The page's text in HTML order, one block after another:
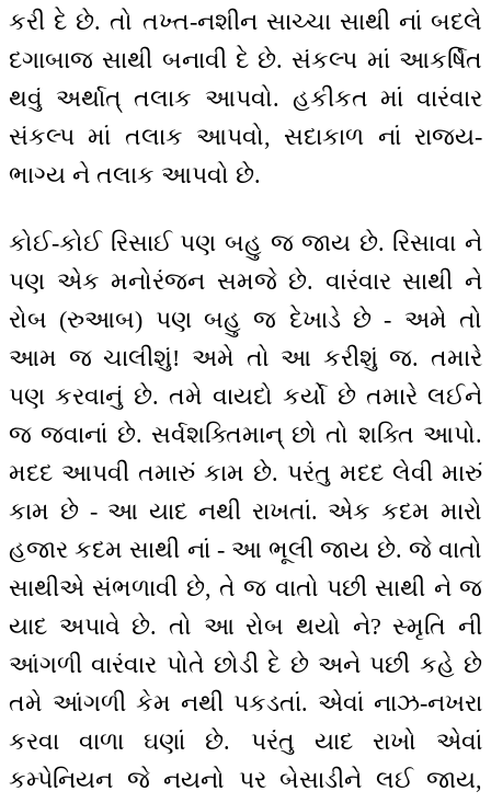
કરી દે છે. તો તખ્ત-નશીન સાચ્ચા સાથી નાં બદલે
દગાબાજ સાથી બનાવી દે છે. સંકલ્પ માં આકર્ષિત
થવું અર્થાત્ તલાક આપવો. હકીકત માં વારંવાર
સંકલ્પ માં તલાક આપવો, સદાકાળ નાં રાજ્ય-
ભાગ્ય ને તલાક આપવો છે.
કોઈ-કોઈ રિસાઈ પણ બહુ જ જાય છે. રિસાવા ને
પણ એક મનોરંજન સમજે છે. વારંવાર સાથી ને
રોબ (રુઆબ) પણ બહુ જ દેખાડે છે - અમે તો
આમ જ ચાલીશું! અમે તો આ કરીશું જ. તમારે
પણ કરવાનું છે. તમે વાયદો કર્યો છે તમારે લઈને
જ જવાનાં છે. સર્વશક્તિમાન્ છો તો શક્તિ આપો.
મદદ આપવી તમારું કામ છે. પરંતુ મદદ લેવી મારું
કામ છે - આ યાદ નથી રાખતાં. એક કદમ મારો
હજાર કદમ સાથી નાં - આ ભૂલી જાય છે. જે વાતો
સાથીએ સંભળાવી છે, તે જ વાતો પછી સાથી ને જ
યાદ અપાવે છે. તો આ રોબ થયો ને? સ્મૃતિ ની
આંગળી વારંવાર પોતે છોડી દે છે અને પછી કહે છે
તમે આંગળી કેમ નથી પકડતાં. એવાં નાઝ-નખરા
કરવા વાળા ઘણાં છે. પરંતુ યાદ રાખો એવાં
કમ્પેનિયન જે નયનો પર બેસાડીને લઈ જાય,